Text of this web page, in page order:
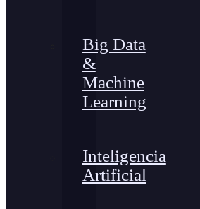
Big Data
&
Machine
Learning
Inteligencia
Artificial